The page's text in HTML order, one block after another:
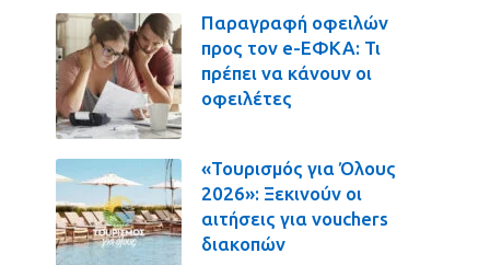
Παραγραφή οφειλών
προς τον e-ΕΦΚΑ: Τι
πρέπει να κάνουν οι
οφειλέτες
«Τουρισμός για Όλους
2026»: Ξεκινούν οι
αιτήσεις για vouchers
διακοπών